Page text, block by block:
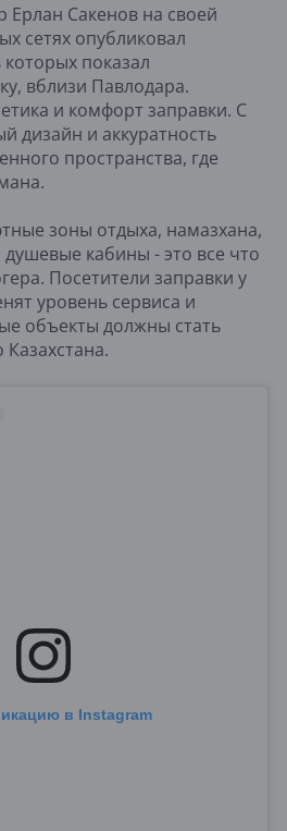
Ерлан Сакенов на своей
сетях опубликовал
показал
вблизи Павлодара.
и комфорт заправки. С
дизайн и аккуратность
пространства, где
зоны отдыха, намазхана,
кабины - это все что
Посетители заправки у
уровень сервиса и
объекты должны стать
Казахстана.
в Instagram